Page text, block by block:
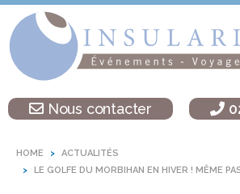
Accueil
Séminaire
sur une
Nous contacter
HOME
ACTUALITÉS
LE GOLFE DU MORBIHAN EN HIVER ! MÊME